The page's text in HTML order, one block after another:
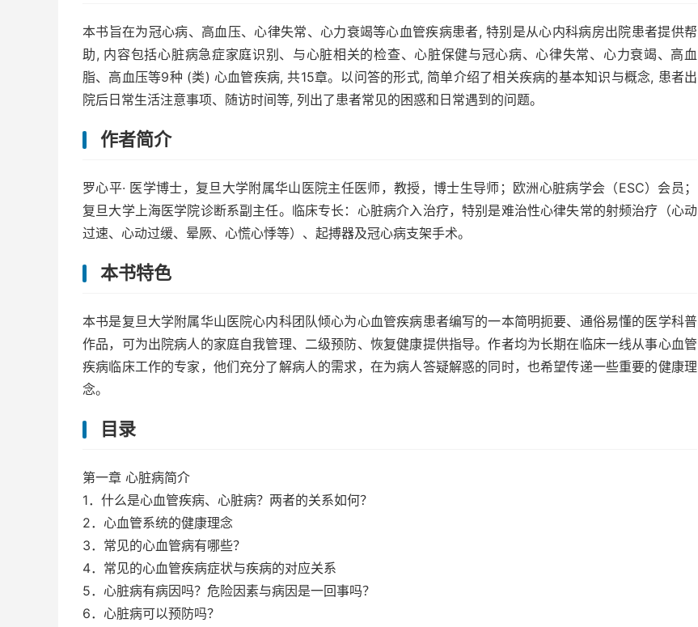
本书旨在为冠心病、高血压、心律失常、心力衰竭等心血管疾病患者, 特别是从心内科病房出院患者提供帮
助, 内容包括心脏病急症家庭识别、与心脏相关的检查、心脏保健与冠心病、心律失常、心力衰竭、高血
脂、高血压等9种 (类) 心血管疾病, 共15章。以问答的形式, 简单介绍了相关疾病的基本知识与概念, 患者出
院后日常生活注意事项、随访时间等, 列出了患者常见的困惑和日常遇到的问题。
作者简介
罗心平· 医学博士，复旦大学附属华山医院主任医师，教授，博士生导师；欧洲心脏病学会（ESC）会员；
复旦大学上海医学院诊断系副主任。临床专长：心脏病介入治疗，特别是难治性心律失常的射频治疗（心动
过速、心动过缓、晕厥、心慌心悸等）、起搏器及冠心病支架手术。
本书特色
本书是复旦大学附属华山医院心内科团队倾心为心血管疾病患者编写的一本简明扼要、通俗易懂的医学科普
作品，可为出院病人的家庭自我管理、二级预防、恢复健康提供指导。作者均为长期在临床一线从事心血管
疾病临床工作的专家，他们充分了解病人的需求，在为病人答疑解惑的同时，也希望传递一些重要的健康理
念。
目录
第一章 心脏病简介
1．什么是心血管疾病、心脏病？两者的关系如何？
2．心血管系统的健康理念
3．常见的心血管病有哪些？
4．常见的心血管疾病症状与疾病的对应关系
5．心脏病有病因吗？危险因素与病因是一回事吗？
6．心脏病可以预防吗？